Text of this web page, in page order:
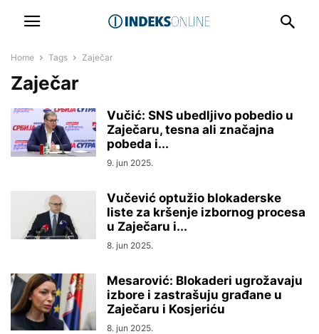
Home Tags Zaječar
Zaječar
Vučić: SNS ubedljivo pobedio u
Zaječaru, tesna ali značajna
pobeda i...
9. jun 2025.
Vučević optužio blokaderske
liste za kršenje izbornog procesa
u Zaječaru i...
8. jun 2025.
Mesarović: Blokaderi ugrožavaju
izbore i zastrašuju građane u
Zaječaru i Kosjeriću
8. jun 2025.